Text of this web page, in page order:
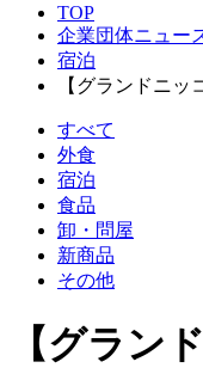
TOP
企業団体ニュー
宿泊
【グランドニ
すべて
外食
宿泊
食品
卸・問屋
新商品
その他
【グラン